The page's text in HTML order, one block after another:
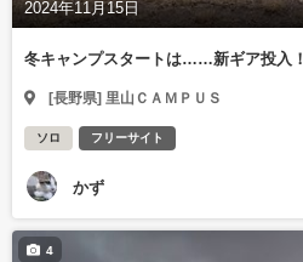
2024年11月15日
冬キャンプスタートは……新ギア投入！
[長野県] 里山ＣＡＭＰＵＳ
ソロ フリーサイト
かず
4